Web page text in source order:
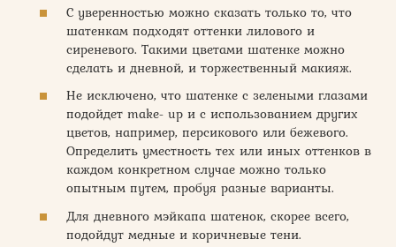
С уверенностью можно сказать только то, что
шатенкам подходят оттенки лилового и
сиреневого. Такими цветами шатенке можно
сделать и дневной, и торжественный макияж.
Не исключено, что шатенке с зелеными глазами
подойдет make- up и с использованием других
цветов, например, персикового или бежевого.
Определить уместность тех или иных оттенков в
каждом конкретном случае можно только
опытным путем, пробуя разные варианты.
Для дневного мэйкапа шатенок, скорее всего,
подойдут медные и коричневые тени.